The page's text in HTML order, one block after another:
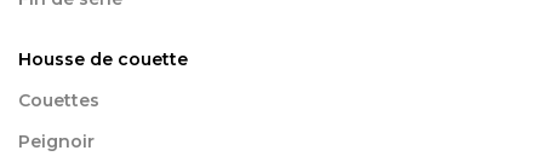
Housse de couette
Couettes
Peignoir